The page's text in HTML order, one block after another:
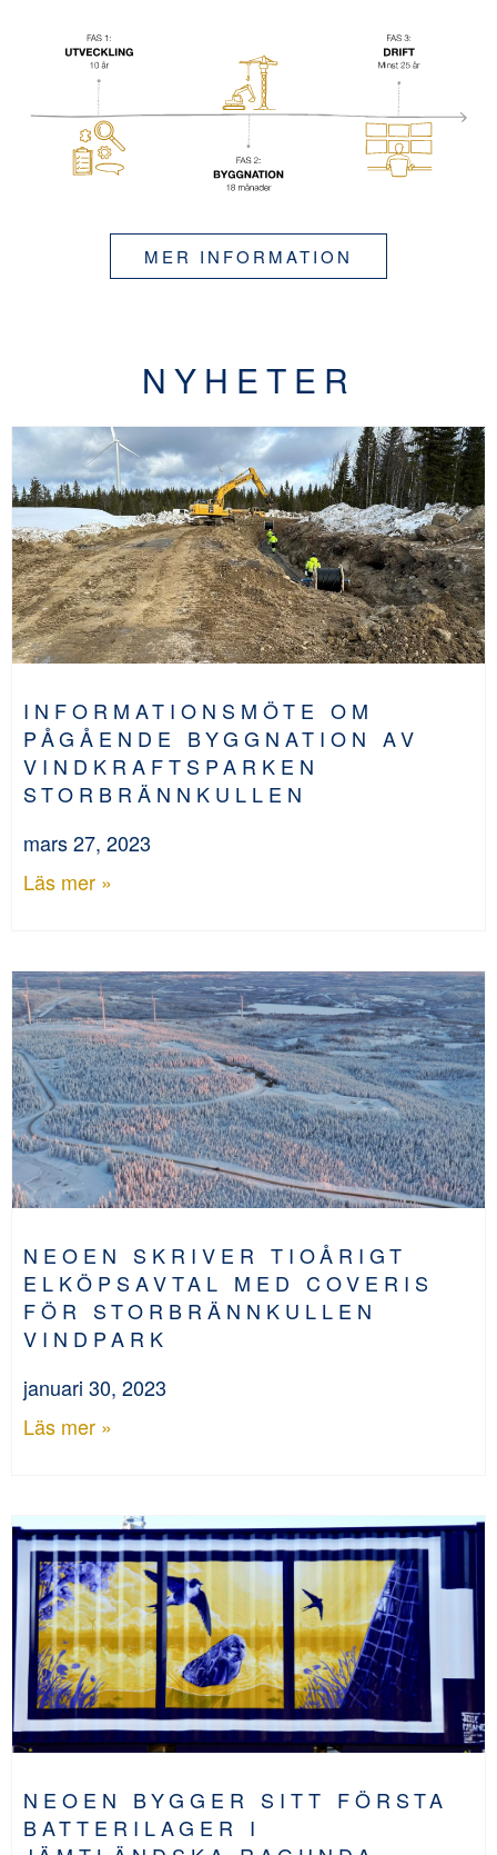
MER INFORMATION
NYHETER
INFORMATIONSMÖTE OM
PÅGÅENDE BYGGNATION AV
VINDKRAFTSPARKEN
STORBRÄNNKULLEN
mars 27, 2023
Läs mer »
NEOEN SKRIVER TIOÅRIGT
ELKÖPSAVTAL MED COVERIS
FÖR STORBRÄNNKULLEN
VINDPARK
januari 30, 2023
Läs mer »
NEOEN BYGGER SITT FÖRSTA
BATTERILAGER I